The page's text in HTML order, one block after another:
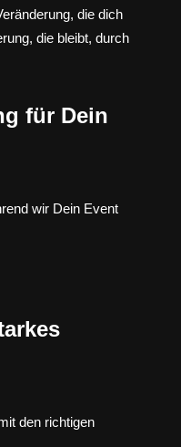
die dich
die bleibt, durch
für Dein
wir Dein Event
den richtigen